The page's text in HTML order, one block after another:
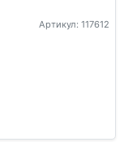
Артикул: 117612